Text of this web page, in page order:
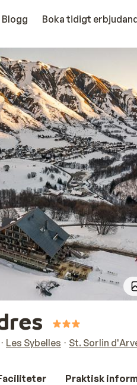
Blogg Boka tidigt
Les Sybelles St. Sorlin
Praktisk